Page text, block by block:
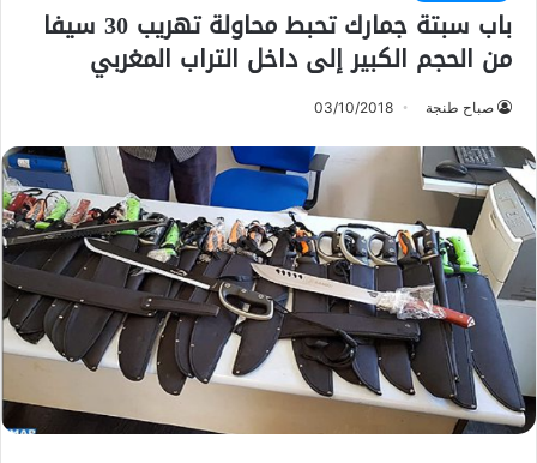
باب سبتة جمارك تحبط محاولة تهريب 30 سيفا
من الحجم الكبير إلى داخل التراب المغربي
صباح طنجة 03/10/2018